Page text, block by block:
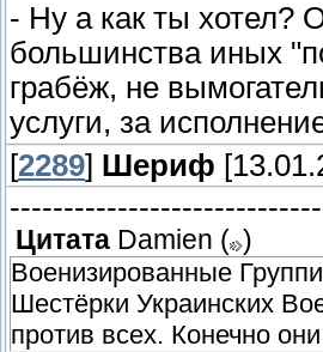
- Ну а как ты хотел?
большинства иных
грабёж, не
услуги, за
[2289] Шериф
Цитата Damien ( )
Военизированные
Шестёрки Украинских
против всех. Конечно